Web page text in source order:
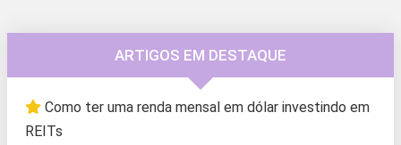
ARTIGOS EM DESTAQUE
Como ter uma renda mensal em dólar investindo em
REITs